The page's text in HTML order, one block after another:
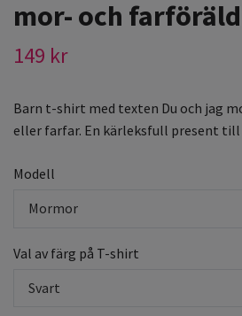
mor- och
149 kr
Barn t-shirt med texten Du och jag
eller farfar. En kärleksfull present
Modell
Mormor
Val av färg på T-shirt
Svart